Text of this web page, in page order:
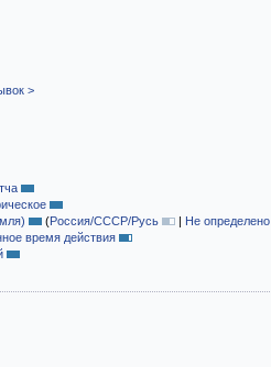
>
(Россия/СССР/Русь | Не определено
время действия